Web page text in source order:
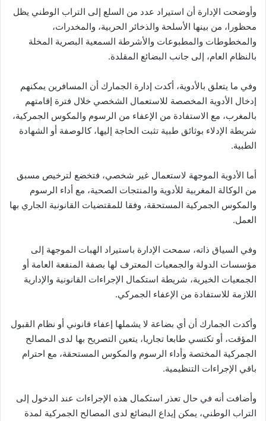
وأوضحت الإدارة أن استيراد عدد من السلع إلى التراب الوطني يظل
محظورا، من بينها الأسلحة والذخائر الحربية، والمخدرات،
والمخطوطات والمطبوعات والأشرطة السمعية البصرية المخلة
بالنظام العام، إلى جانب البضائع المقلدة.
وفي ما يتعلق بالأدوية، أكدت إدارة الجمارك أن المسافرين يمكنهم
إدخال الأدوية المخصصة للاستعمال الشخصي خلال فترة إقامتهم
بالمغرب، مع الاستفادة من الإعفاء من الرسوم والمكوس الجمركية،
شريطة الإدلاء بوثائق طبية تثبت الحاجة إليها، كالوصفة أو الشهادة
الطبية.
أما الأدوية الموجهة لاستعمال غير شخصي، فتخضع لترخيص مسبق
من الوكالة المغربية للأدوية والمنتجات الصحية، مع أداء الرسوم
والمكوس الجمركية المستحقة، وفقا للمقتضيات القانونية الجاري بها
العمل.
وفي السياق ذاته، سمحت الإدارة باستيراد الهبات الموجهة إلى
مؤسسات الدولة والجمعيات المعترف لها بصفة المنفعة العامة أو
الجمعيات الخيرية، شريطة استكمال الإجراءات القانونية والإدارية
اللازمة للاستفادة من الإعفاء الجمركي.
وأكدت الجمارك أن أي بضاعة لا يشملها إعفاء قانوني أو نظام القبول
المؤقت، أو تكتسي طابعا تجاريا، يتعين التصريح بها لدى المصالح
الجمركية المختصة وأداء الرسوم والمكوس المستحقة، مع احترام
باقي الإجراءات التنظيمية.
وأضافت أنه في حال تعذر استكمال هذه الإجراءات عند الدخول إلى
التراب الوطني، يمكن إيداع البضائع لدى المصالح الجمركية لمدة